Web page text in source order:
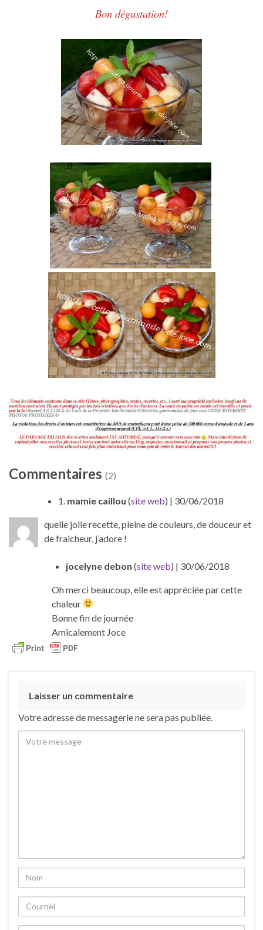
Bon dégustation!
Commentaires (2)
1. mamie caillou (site web) | 30/06/2018
quelle jolie recette, pleine de couleurs, de douceur et
de fraicheur, j’adore !
jocelyne debon (site web) | 30/06/2018
Oh merci beaucoup, elle est appréciée par cette
chaleur
Bonne fin de journée
Amicalement Joce
Laisser un commentaire
Votre adresse de messagerie ne sera pas publiée.